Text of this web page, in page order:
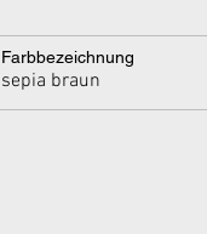
Farbbezeichnung
sepia braun